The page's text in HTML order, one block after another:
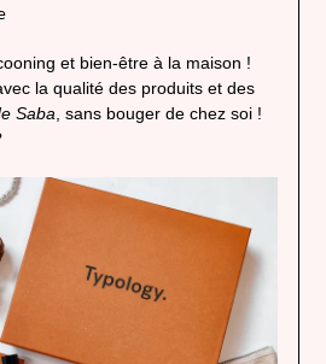
et bien-être à la maison !
la qualité des produits et des
Saba, sans bouger de chez soi !